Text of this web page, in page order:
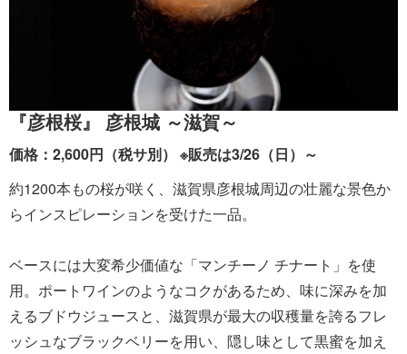
『彦根桜』 彦根城 ～滋賀～
価格：2,600円（税サ別） ※販売は3/26（日）～
約1200本もの桜が咲く、滋賀県彦根城周辺の壮麗な景色か
らインスピレーションを受けた一品。
ベースには大変希少価値な「マンチーノ チナート」を使
用。ポートワインのようなコクがあるため、味に深みを加
えるブドウジュースと、滋賀県が最大の収穫量を誇るフレ
ッシュなブラックベリーを用い、隠し味として黒蜜を加え